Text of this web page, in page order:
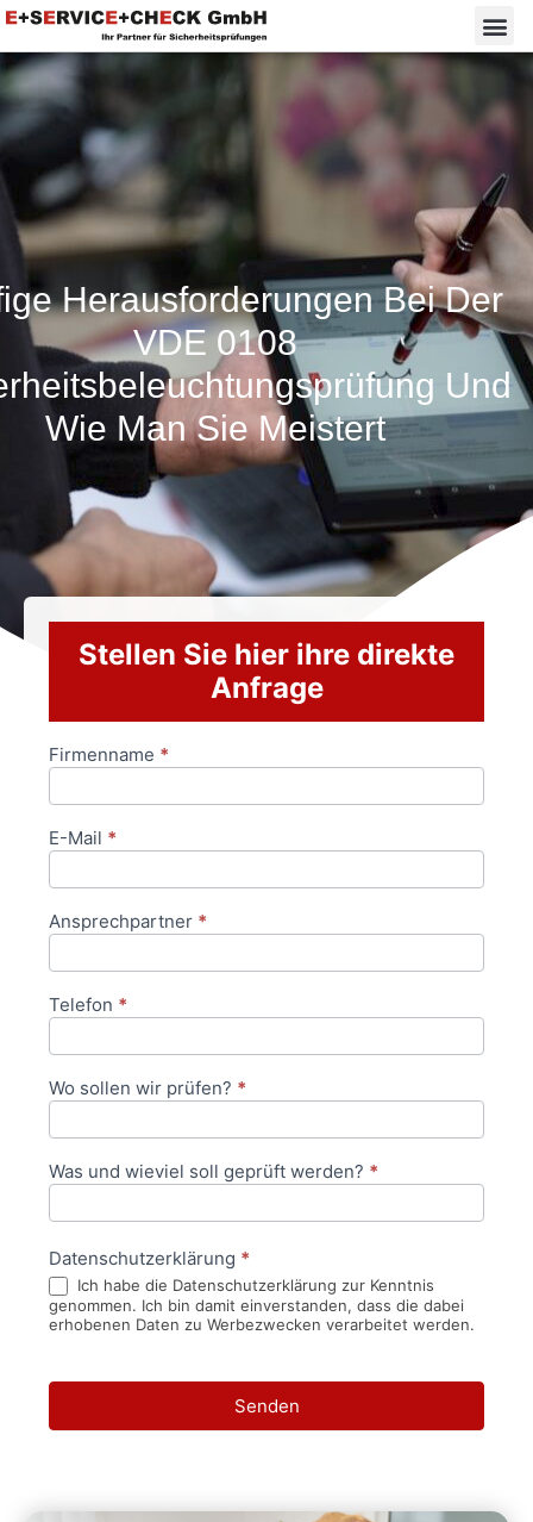
Herausforderungen Bei Der
VDE 0108
Und
Wie Man Sie Meistert
Stellen Sie hier ihre direkte
Anfrage
Anfrageformular
Firmenname *
E-Mail *
Ansprechpartner *
Telefon *
Wo sollen wir prüfen? *
Was und wieviel soll geprüft werden? *
Datenschutzerklärung *
Ich habe die Datenschutzerklärung zur Kenntnis
genommen. Ich bin damit einverstanden, dass die dabei
erhobenen Daten zu Werbezwecken verarbeitet werden.
Senden